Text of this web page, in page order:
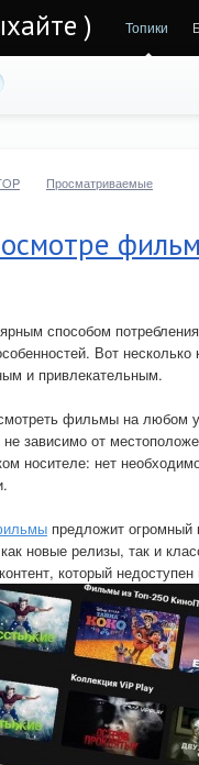
) Топики
Просматриваемые
способом
Вот
и привлекательным.
фильмы на любом
зависимо от
носителе: нет
предложит
новые релизы, так и
который